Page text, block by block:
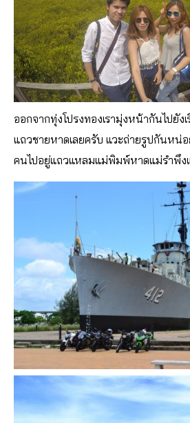
ออกจากทุ่งโปรงทองเรามุ่งหน้ากันไปยัง
แถวชายหาดเลยครับ แวะถ่ายรูปกันหน่
คนไปอยู่แถวแหลมแม่พิมพ์หาดแม่รำพึ